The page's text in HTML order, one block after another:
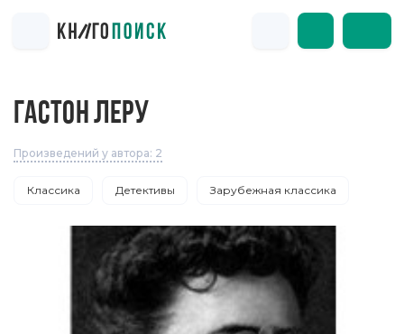
ГАСТОН ЛЕРУ
Произведений у автора: 2
Классика Детективы Зарубежная классика